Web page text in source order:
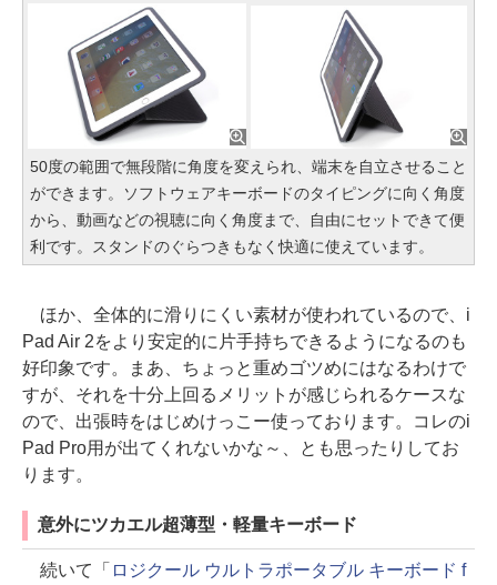
50度の範囲で無段階に角度を変えられ、端末を自立させること
ができます。ソフトウェアキーボードのタイピングに向く角度
から、動画などの視聴に向く角度まで、自由にセットできて便
利です。スタンドのぐらつきもなく快適に使えています。
ほか、全体的に滑りにくい素材が使われているので、i
Pad Air 2をより安定的に片手持ちできるようになるのも
好印象です。まあ、ちょっと重めゴツめにはなるわけで
すが、それを十分上回るメリットが感じられるケースな
ので、出張時をはじめけっこー使っております。コレのi
Pad Pro用が出てくれないかな～、とも思ったりしてお
ります。
意外にツカエル超薄型・軽量キーボード
続いて「 ロジクール ウルトラポータブル キーボード f